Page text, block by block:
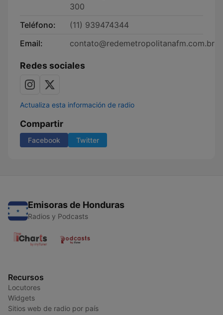
300
Teléfono:
(11) 939474344
Email:
contato@redemetropolitanafm.com.br
Redes sociales
Actualiza esta información de radio
Compartir
Facebook Twitter
Emisoras de Honduras
Radios y Podcasts
Recursos
Locutores
Widgets
Sitios web de radio por país